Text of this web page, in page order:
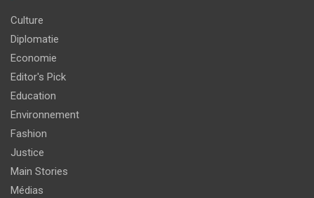
Culture
Diplomatie
Economie
Editor's Pick
Education
Environnement
Fashion
Justice
Main Stories
Médias